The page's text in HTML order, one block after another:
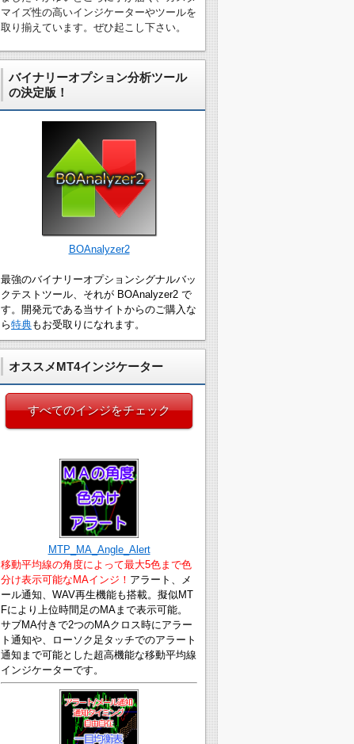
マイズ性の高いインジケーターやツールを
取り揃えています。ぜひ起こし下さい。
バイナリーオプション分析ツール
の決定版！
BOAnalyzer2
最強のバイナリーオプションシグナルバッ
クテストツール、それが BOAnalyzer2 で
す。開発元である当サイトからのご購入な
ら特典もお受取りになれます。
オススメMT4インジケーター
すべてのインジをチェック
MTP_MA_Angle_Alert
移動平均線の角度によって最大5色まで色
分け表示可能なMAインジ！ アラート、メ
ール通知、WAV再生機能も搭載。擬似MT
Fにより上位時間足のMAまで表示可能。
サブMA付きで2つのMAクロス時にアラー
ト通知や、ローソク足タッチでのアラート
通知まで可能とした超高機能な移動平均線
インジケーターです。